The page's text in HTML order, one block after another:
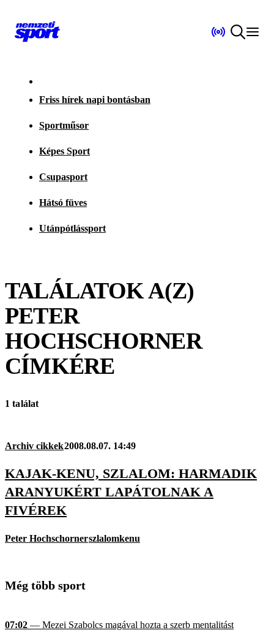
Friss hírek napi bontásban
Sportműsor
Képes Sport
Csupasport
Hátsó füves
Utánpótlássport
TALÁLATOK A(Z)
PETER
HOCHSCHORNER
CÍMKÉRE
1 találat
Archiv cikkek2008.08.07. 14:49
KAJAK-KENU, SZLALOM: HARMADIK
ARANYUKÉRT LAPÁTOLNAK A
FIVÉREK
Peter Hochschornerszlalomkenu
Még több sport
07:02 — Mezei Szabolcs magával hozta a szerb mentalitást